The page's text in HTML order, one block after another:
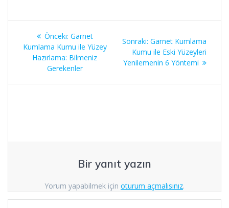
Yazı
gezinmesi
Önceki: Önceki
yazı:
Garnet
Kumlama Kumu ile Yüzey
Hazırlama: Bilmeniz
Gerekenler
Sonraki: Sonraki
yazı:
Garnet Kumlama
Kumu ile Eski Yüzeyleri
Yenilemenin 6 Yöntemi
Bir yanıt yazın
Yorum yapabilmek için oturum açmalısınız.